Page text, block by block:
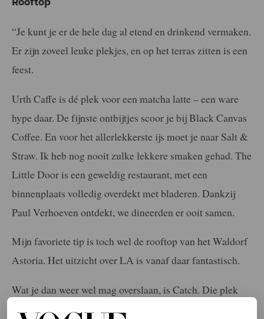
“Je kunt je er de hele dag al etend en drinkend vermaken.
Er zijn zoveel leuke plekjes, en op het terras zitten is een
feest.
Urth Caffe is dé plek voor een matcha latte – een ware
hype daar. De fijnste ontbijtjes scoor je bij Black Canvas
Coffee. En voor het allerlekkerste ijs moet je naar Salt &
Straw. Ik heb nog nooit zulke lekkere smaken gehad. The
Little Door is een geweldig restaurant, met een
binnenplaats volledig overdekt met bladeren. Dankzij
Paul Verhoeven ontdekt, we dineerden er ooit samen.
Mijn favoriete tip is toch wel de rooftop van het Waldorf
Astoria. Het uitzicht over LA is vanaf daar fantastisch.
Wat je dan weer wel mag overslaan, is Catch. Die plek